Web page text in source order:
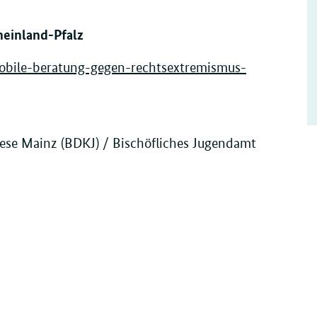
Pfalz
beratung-gegen-rechtsextremismus-
Mainz (BDKJ) / Bischöfliches Jugendamt